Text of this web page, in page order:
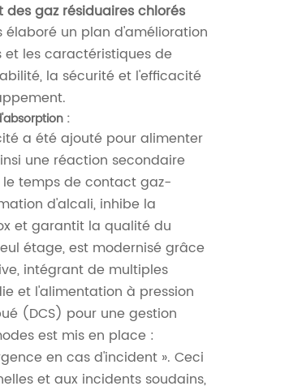
gaz résiduaires chlorés
élaboré un plan d'amélioration
les caractéristiques de
la sécurité et l'efficacité
:
a été ajouté pour alimenter
une réaction secondaire
temps de contact gaz-
d'alcali, inhibe la
et garantit la qualité du
étage, est modernisé grâce
intégrant de multiples
et l'alimentation à pression
(DCS) pour une gestion
est mis en place :
en cas d'incident ». Ceci
et aux incidents soudains,